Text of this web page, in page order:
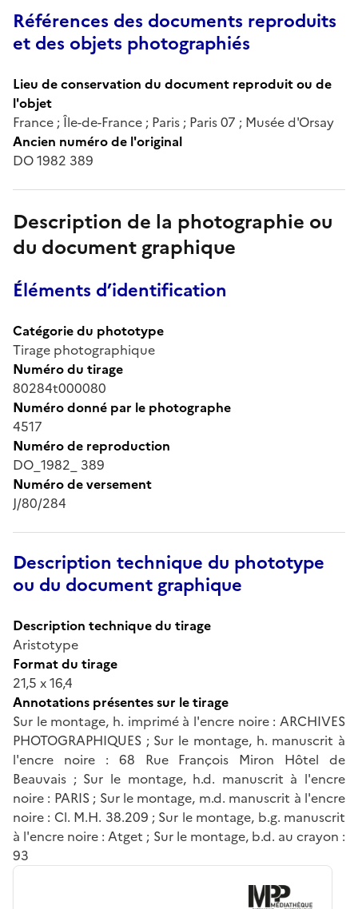
Références des documents reproduits
et des objets photographiés
Lieu de conservation du document reproduit ou de
l'objet
France ; Île-de-France ; Paris ; Paris 07 ; Musée d'Orsay
Ancien numéro de l'original
DO 1982 389
Description de la photographie ou
du document graphique
Éléments d’identification
Catégorie du phototype
Tirage photographique
Numéro du tirage
80284t000080
Numéro donné par le photographe
4517
Numéro de reproduction
DO_1982_ 389
Numéro de versement
J/80/284
Description technique du phototype
ou du document graphique
Description technique du tirage
Aristotype
Format du tirage
21,5 x 16,4
Annotations présentes sur le tirage
Sur le montage, h. imprimé à l'encre noire : ARCHIVES
PHOTOGRAPHIQUES ; Sur le montage, h. manuscrit à
l'encre noire : 68 Rue François Miron Hôtel de
Beauvais ; Sur le montage, h.d. manuscrit à l'encre
noire : PARIS ; Sur le montage, m.d. manuscrit à l'encre
noire : Cl. M.H. 38.209 ; Sur le montage, b.g. manuscrit
à l'encre noire : Atget ; Sur le montage, b.d. au crayon :
93